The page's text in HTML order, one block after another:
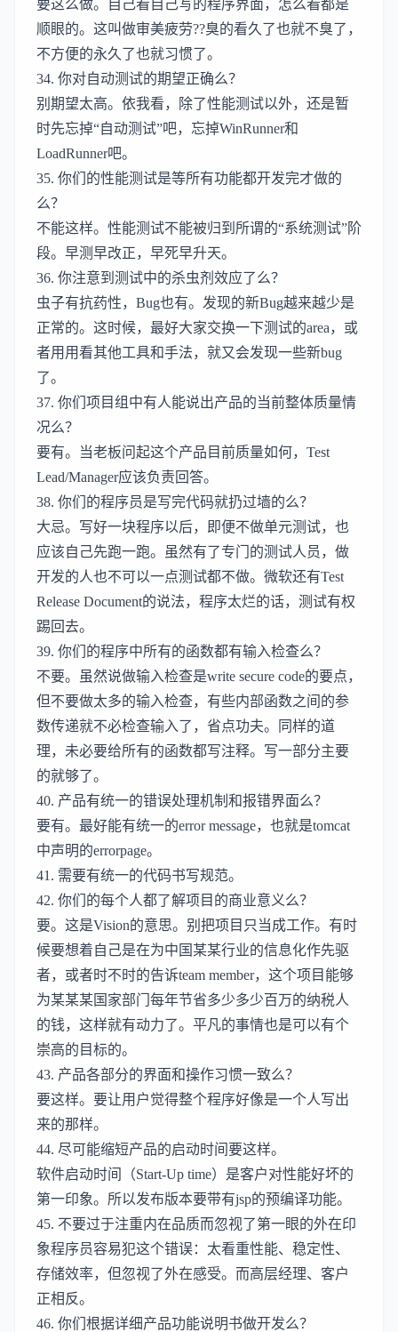
要这么做。自己看自己写的程序界面，怎么看都是
顺眼的。这叫做审美疲劳??臭的看久了也就不臭了，
不方便的永久了也就习惯了。
34. 你对自动测试的期望正确么？
别期望太高。依我看，除了性能测试以外，还是暂
时先忘掉“自动测试”吧，忘掉WinRunner和
LoadRunner吧。
35. 你们的性能测试是等所有功能都开发完才做的
么？
不能这样。性能测试不能被归到所谓的“系统测试”阶
段。早测早改正，早死早升天。
36. 你注意到测试中的杀虫剂效应了么？
虫子有抗药性，Bug也有。发现的新Bug越来越少是
正常的。这时候，最好大家交换一下测试的area，或
者用用看其他工具和手法，就又会发现一些新bug
了。
37. 你们项目组中有人能说出产品的当前整体质量情
况么？
要有。当老板问起这个产品目前质量如何，Test
Lead/Manager应该负责回答。
38. 你们的程序员是写完代码就扔过墙的么？
大忌。写好一块程序以后，即便不做单元测试，也
应该自己先跑一跑。虽然有了专门的测试人员，做
开发的人也不可以一点测试都不做。微软还有Test
Release Document的说法，程序太烂的话，测试有权
踢回去。
39. 你们的程序中所有的函数都有输入检查么？
不要。虽然说做输入检查是write secure code的要点，
但不要做太多的输入检查，有些内部函数之间的参
数传递就不必检查输入了，省点功夫。同样的道
理，未必要给所有的函数都写注释。写一部分主要
的就够了。
40. 产品有统一的错误处理机制和报错界面么？
要有。最好能有统一的error message，也就是tomcat
中声明的errorpage。
41. 需要有统一的代码书写规范。
42. 你们的每个人都了解项目的商业意义么？
要。这是Vision的意思。别把项目只当成工作。有时
候要想着自己是在为中国某某行业的信息化作先驱
者，或者时不时的告诉team member，这个项目能够
为某某某国家部门每年节省多少多少百万的纳税人
的钱，这样就有动力了。平凡的事情也是可以有个
崇高的目标的。
43. 产品各部分的界面和操作习惯一致么？
要这样。要让用户觉得整个程序好像是一个人写出
来的那样。
44. 尽可能缩短产品的启动时间要这样。
软件启动时间（Start-Up time）是客户对性能好坏的
第一印象。所以发布版本要带有jsp的预编译功能。
45. 不要过于注重内在品质而忽视了第一眼的外在印
象程序员容易犯这个错误：太看重性能、稳定性、
存储效率，但忽视了外在感受。而高层经理、客户
正相反。
46. 你们根据详细产品功能说明书做开发么？